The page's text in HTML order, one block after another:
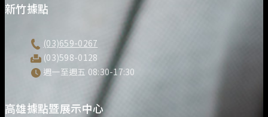
新竹據點
(03)659-0267
(03)598-0128
週一至週五 08:30-17:30
高雄據點暨展示中心